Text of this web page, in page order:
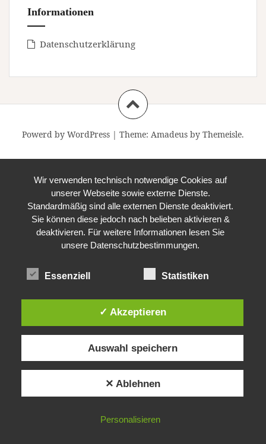
Informationen
Datenschutzerklärung
Powerd by WordPress | Theme: Amadeus by Themeisle.
Wir verwenden technisch notwendige Cookies auf
unserer Webseite sowie externe Dienste.
Standardmäßig sind alle externen Dienste deaktiviert.
Sie können diese jedoch nach belieben aktivieren &
deaktivieren. Für weitere Informationen lesen Sie
unsere Datenschutzbestimmungen.
Essenziell Statistiken
✓ Akzeptieren
Auswahl speichern
✕ Ablehnen
Personalisieren